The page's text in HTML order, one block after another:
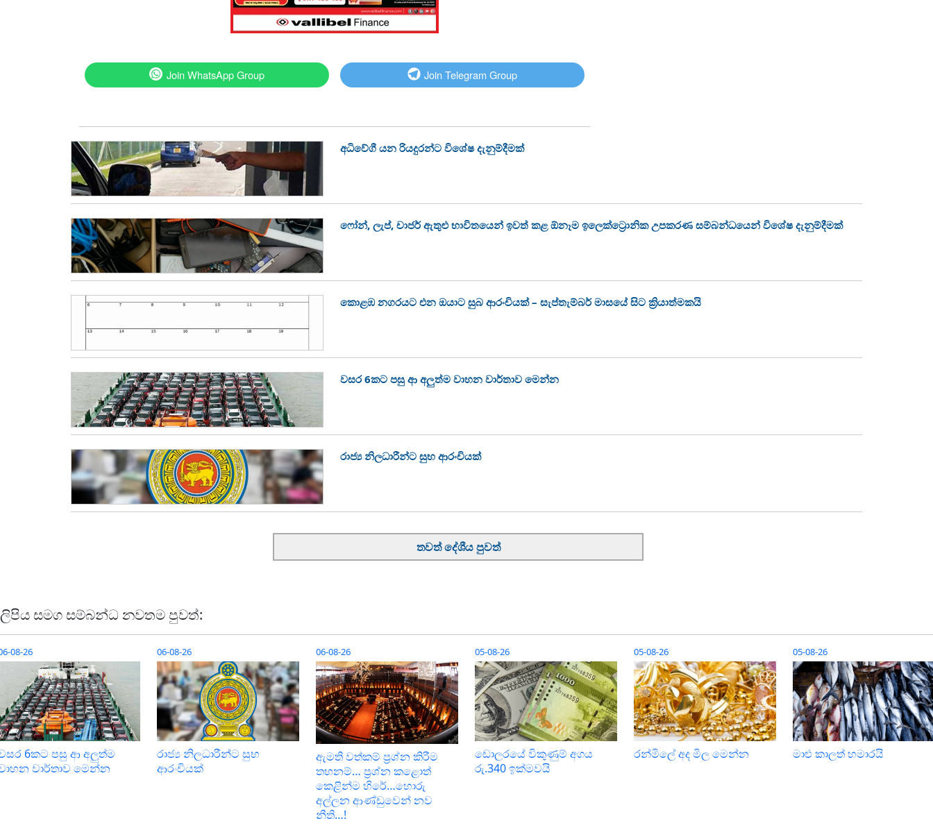
Join WhatsApp Group Join Telegram Group
අධිවේගී යන රියදුරන්ට විශේෂ දැනුම්දීමක්
ෆෝන්, ලැප්, චාජර් ඇතුළු භාවිතයෙන් ඉවත් කළ ඕනෑම ඉලෙක්ට්‍රොනික උපකරණ සම්බන්ධයෙන් විශේෂ දැනුම්දීමක්
කොළඹ නගරයට එන ඔයාට සුබ ආරංචියක් – සැප්තැම්බර් මාසයේ සිට ක්‍රියාත්මකයි
වසර 6කට පසු ආ අලුත්ම වාහන වාර්තාව මෙන්න
රාජ්‍ය නිලධාරීන්ට සුභ ආරංචියක්
තවත් දේශීය පුවත්
ලිපිය සමග සම්බන්ධ නවතම පුවත්:
08-26
6කට පසු ආ අලුත්ම
වාර්තාව මෙන්න
06-08-26
රාජ්‍ය නිලධාරීන්ට සුභ
ආරංචියක්
06-08-26
ඇමති වත්කම් ප්‍රශ්න කිරීම
තහනම්… ප්‍රශ්න කළොත්
කෙළින්ම හිරේ…හොරු
අල්ලන ආණ්ඩුවෙන් නව
නීති…!
05-08-26
ඩොලරයේ විකුණුම් අගය
රු.340 ඉක්මවයි
05-08-26
රන්මිලේ අද මිල මෙන්න
05-08-26
මාළු කාලත් හමාරයි